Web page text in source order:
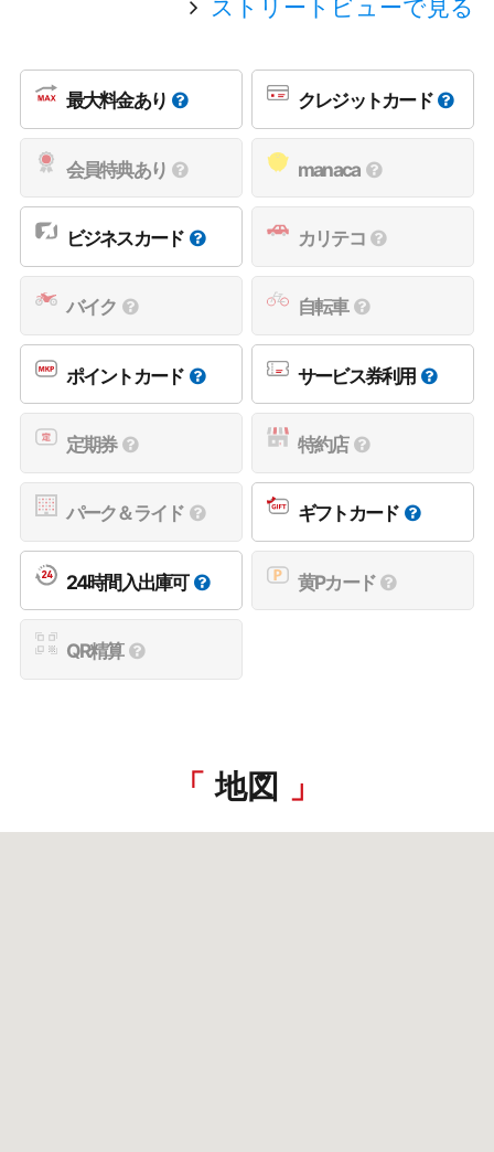
ストリートビューで見る
最大料金あり クレジットカード
会員特典あり manaca
ビジネスカード カリテコ
バイク 自転車
ポイントカード サービス券利用
定期券 特約店
パーク＆ライド ギフトカード
24時間入出庫可 黄Pカード
QR精算
地図